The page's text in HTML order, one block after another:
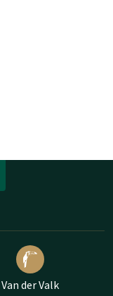
Van der Valk